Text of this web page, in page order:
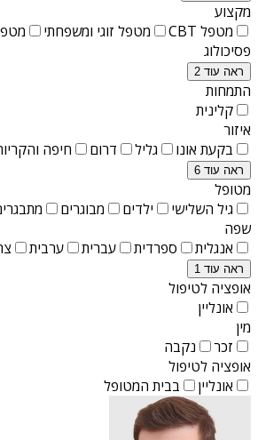
מקצוע
מטפל CBT
מטפל זוגי ומשפחתי
פסיכולוג
ראה עוד 2
התמחות
קלינית
איזור
בקעת אונו
גליל דרום חיפה
ראה עוד 6
מטופל
גיל השלישי
ילדים מבוגרים
שפה
אנגלית
ספרדית עברית ערבית
ראה עוד 1
אופציה לטיפול
אונליין
מין
זכר
נקבה
אופציה לטיפול
אונליין
בבית המטופל